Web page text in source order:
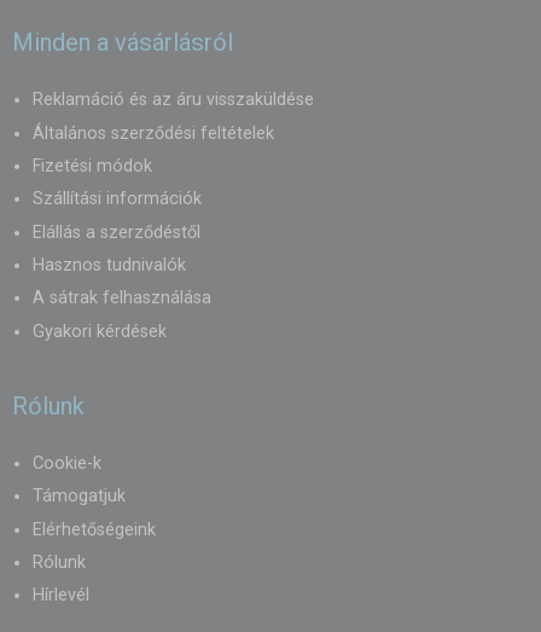
Minden a vásárlásról
Reklamáció és az áru visszaküldése
Általános szerződési feltételek
Fizetési módok
Szállítási információk
Elállás a szerződéstől
Hasznos tudnivalók
A sátrak felhasználása
Gyakori kérdések
Rólunk
Cookie-k
Támogatjuk
Elérhetőségeink
Rólunk
Hírlevél